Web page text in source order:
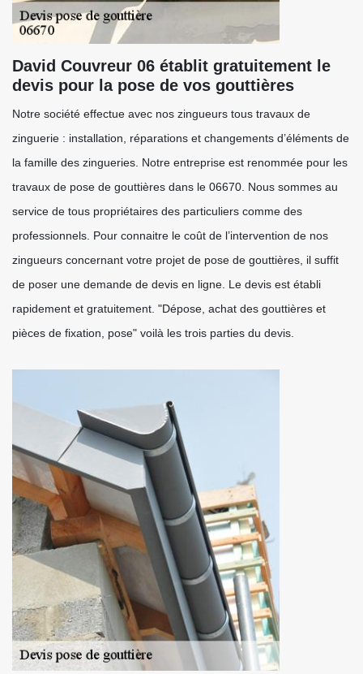
David Couvreur 06 établit gratuitement le
devis pour la pose de vos gouttières
Notre société effectue avec nos zingueurs tous travaux de
zinguerie : installation, réparations et changements d’éléments de
la famille des zingueries. Notre entreprise est renommée pour les
travaux de pose de gouttières dans le 06670. Nous sommes au
service de tous propriétaires des particuliers comme des
professionnels. Pour connaitre le coût de l’intervention de nos
zingueurs concernant votre projet de pose de gouttières, il suffit
de poser une demande de devis en ligne. Le devis est établi
rapidement et gratuitement. "Dépose, achat des gouttières et
pièces de fixation, pose" voilà les trois parties du devis.